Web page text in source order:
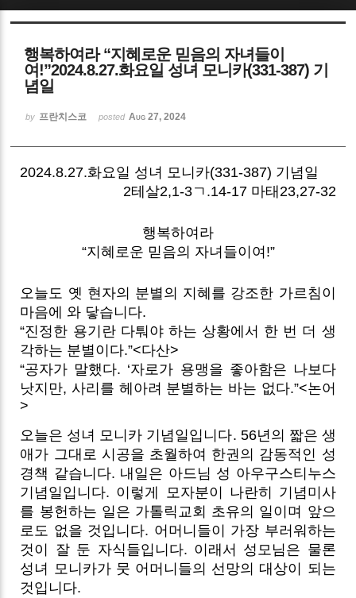
행복하여라 “지혜로운 믿음의 자녀들이
여!”2024.8.27.화요일 성녀 모니카(331-387) 기
념일
by 프란치스코 posted Aug 27, 2024
2024.8.27.화요일 성녀 모니카(331-387) 기념일
2테살2,1-3ㄱ.14-17 마태23,27-32
행복하여라
“지혜로운 믿음의 자녀들이여!”
오늘도 옛 현자의 분별의 지혜를 강조한 가르침이
마음에 와 닿습니다.
“진정한 용기란 다퉈야 하는 상황에서 한 번 더 생
각하는 분별이다.”<다산>
“공자가 말했다. ‘자로가 용맹을 좋아함은 나보다
낫지만, 사리를 헤아려 분별하는 바는 없다.”<논어
>
오늘은 성녀 모니카 기념일입니다. 56년의 짧은 생
애가 그대로 시공을 초월하여 한권의 감동적인 성
경책 같습니다. 내일은 아드님 성 아우구스티누스
기념일입니다. 이렇게 모자분이 나란히 기념미사
를 봉헌하는 일은 가톨릭교회 초유의 일이며 앞으
로도 없을 것입니다. 어머니들이 가장 부러워하는
것이 잘 둔 자식들입니다. 이래서 성모님은 물론
성녀 모니카가 뭇 어머니들의 선망의 대상이 되는
것입니다.
Sketchbook5, 스케치북5
Sketchbook5, 스케치북5